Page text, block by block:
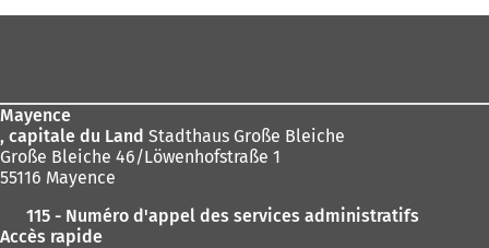
:
Mayence
, capitale du Land Stadthaus Große Bleiche
Große Bleiche 46/Löwenhofstraße 1
55116 Mayence
115 - Numéro d'appel des services administratifs
Accès rapide